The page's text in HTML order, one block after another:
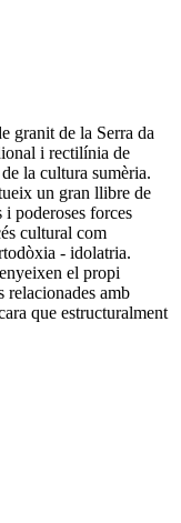
granit de la Serra da
i rectilínia de
la cultura sumèria.
un gran llibre de
i poderoses forces
cultural com
- idolatria.
el propi
relacionades amb
que estructuralment